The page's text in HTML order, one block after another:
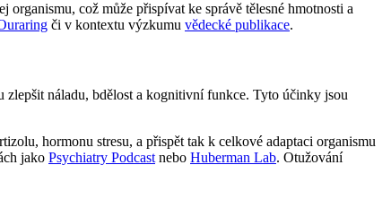
což může přispívat ke správě tělesné hmotnosti a
či v kontextu výzkumu vědecké publikace.
náladu, bdělost a kognitivní funkce. Tyto účinky jsou
hormonu stresu, a přispět tak k celkové adaptaci organismu
jako Psychiatry Podcast nebo Huberman Lab. Otužování